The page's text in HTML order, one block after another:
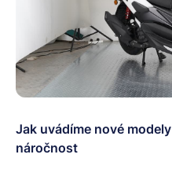
Jak uvádíme nové
náročnost